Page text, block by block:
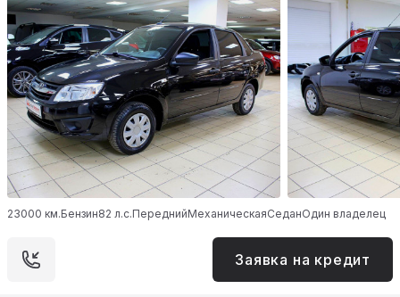
23000 км.Бензин82 л.с.ПереднийМеханическаяСеданОдин владелец
Заявка на кредит